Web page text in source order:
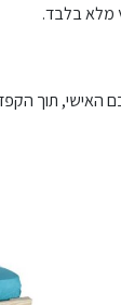
מלא בלבד.
האישי, תוך